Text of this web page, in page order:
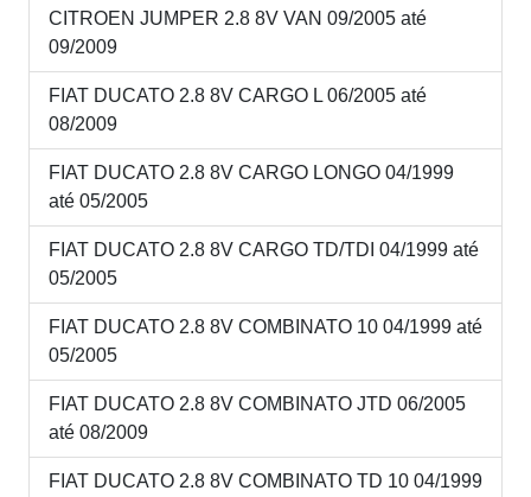
CITROEN JUMPER 2.8 8V VAN 09/2005 até
09/2009
FIAT DUCATO 2.8 8V CARGO L 06/2005 até
08/2009
FIAT DUCATO 2.8 8V CARGO LONGO 04/1999
até 05/2005
FIAT DUCATO 2.8 8V CARGO TD/TDI 04/1999 até
05/2005
FIAT DUCATO 2.8 8V COMBINATO 10 04/1999 até
05/2005
FIAT DUCATO 2.8 8V COMBINATO JTD 06/2005
até 08/2009
FIAT DUCATO 2.8 8V COMBINATO TD 10 04/1999